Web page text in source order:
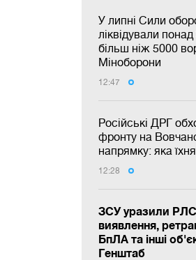
У липні Сили
ліквідували
більш ніж 5000
Міноборони
12:47
Російські ДРГ
фронту на
напрямку: яка
12:28
ЗСУ уразили
виявлення,
БпЛА та інші
Генштаб